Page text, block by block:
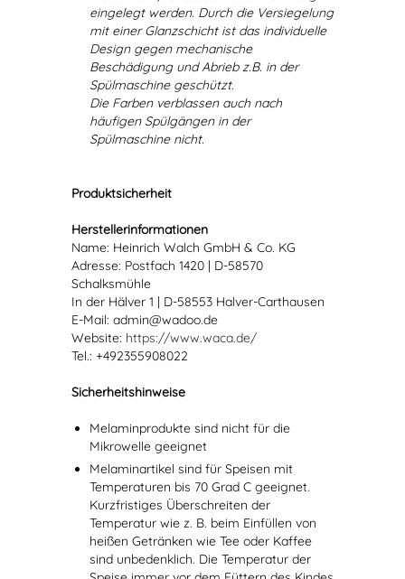
eingelegt werden. Durch die Versiegelung
mit einer Glanzschicht ist das individuelle
Design gegen mechanische
Beschädigung und Abrieb z.B. in der
Spülmaschine geschützt.
Die Farben verblassen auch nach
häufigen Spülgängen in der
Spülmaschine nicht.
Produktsicherheit
Herstellerinformationen
Name: Heinrich Walch GmbH & Co. KG
Adresse: Postfach 1420 | D-58570
Schalksmühle
In der Hälver 1 | D-58553 Halver-Carthausen
E-Mail: admin@wadoo.de
Website: https://www.waca.de/
Tel.: +492355908022
Sicherheitshinweise
Melaminprodukte sind nicht für die
Mikrowelle geeignet
Melaminartikel sind für Speisen mit
Temperaturen bis 70 Grad C geeignet.
Kurzfristiges Überschreiten der
Temperatur wie z. B. beim Einfüllen von
heißen Getränken wie Tee oder Kaffee
sind unbedenklich. Die Temperatur der